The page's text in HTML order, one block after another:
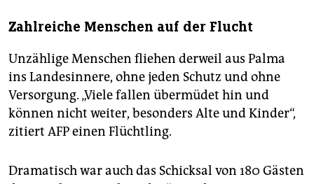
Zahlreiche Menschen auf der Flucht
Unzählige Menschen fliehen derweil aus Palma
ins Landesinnere, ohne jeden Schutz und ohne
Versorgung. „Viele fallen übermüdet hin und
können nicht weiter, besonders Alte und Kinder“,
zitiert AFP einen Flüchtling.
Dramatisch war auch das Schicksal von 180 Gästen